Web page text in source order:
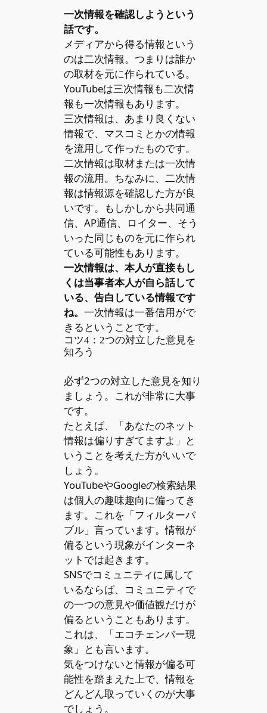
一次情報を確認しようという
話です。
メディアから得る情報という
のは二次情報。つまりは誰か
の取材を元に作られている。
YouTubeは三次情報も二次情
報も一次情報もあります。
三次情報は、あまり良くない
情報で、マスコミとかの情報
を流用して作ったものです。
二次情報は取材または一次情
報の流用。ちなみに、二次情
報は情報源を確認した方が良
いです。もしかしから共同通
信、AP通信、ロイター、そう
いった同じものを元に作られ
ている可能性もあります。
一次情報は、本人が直接もし
くは当事者本人が自ら話して
いる、告白している情報です
ね。一次情報は一番信用がで
きるということです。
コツ4：2つの対立した意見を
知ろう
必ず2つの対立した意見を知り
ましょう。これが非常に大事
です。
たとえば、「あなたのネット
情報は偏りすぎてますよ」と
いうことを考えた方がいいで
しょう。
YouTubeやGoogleの検索結果
は個人の趣味趣向に偏ってき
ます。これを「フィルターバ
ブル」言っています。情報が
偏るという現象がインターネ
ットでは起きます。
SNSでコミュニティに属して
いるならば、コミュニティで
の一つの意見や価値観だけが
偏るということもあります。
これは、「エコチェンバー現
象」とも言います。
気をつけないと情報が偏る可
能性を踏まえた上で、情報を
どんどん取っていくのが大事
でしょう。